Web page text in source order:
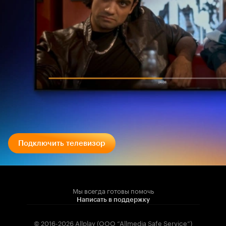
Подключить телевизор
Мы всегда готовы помочь
Написать в поддержку
© 2016-2026 Allplay (OOO “Allmedia Safe Service”)